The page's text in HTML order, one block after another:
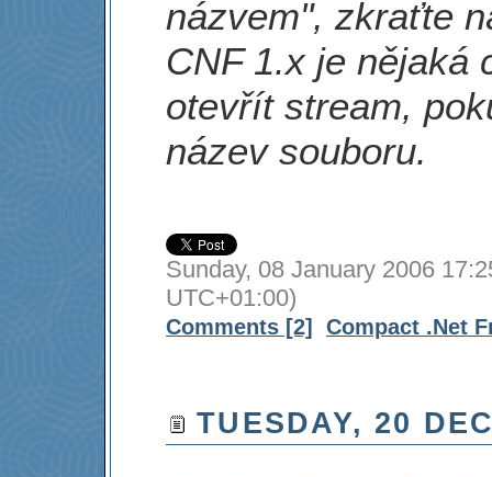
názvem", zkraťte
CNF 1.x je nějaká
otevřít stream,
název souboru.
Sunday, 08 January 2006
UTC+01:00)
Comments [2] Compact .Net
TUESDAY, 20